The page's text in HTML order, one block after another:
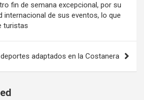
fin de semana excepcional, por su
internacional de sus eventos, lo que
turistas
adaptados en la Costanera